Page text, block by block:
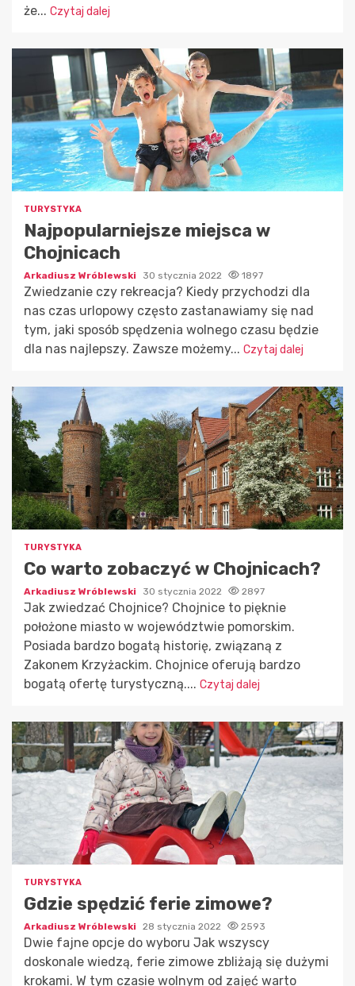
że... Czytaj dalej
TURYSTYKA
Najpopularniejsze miejsca w
Chojnicach
Arkadiusz Wróblewski 30 stycznia 2022 1897
Zwiedzanie czy rekreacja? Kiedy przychodzi dla
nas czas urlopowy często zastanawiamy się nad
tym, jaki sposób spędzenia wolnego czasu będzie
dla nas najlepszy. Zawsze możemy... Czytaj dalej
TURYSTYKA
Co warto zobaczyć w Chojnicach?
Arkadiusz Wróblewski 30 stycznia 2022 2897
Jak zwiedzać Chojnice? Chojnice to pięknie
położone miasto w województwie pomorskim.
Posiada bardzo bogatą historię, związaną z
Zakonem Krzyżackim. Chojnice oferują bardzo
bogatą ofertę turystyczną.... Czytaj dalej
TURYSTYKA
Gdzie spędzić ferie zimowe?
Arkadiusz Wróblewski 28 stycznia 2022 2593
Dwie fajne opcje do wyboru Jak wszyscy
doskonale wiedzą, ferie zimowe zbliżają się dużymi
krokami. W tym czasie wolnym od zajęć warto